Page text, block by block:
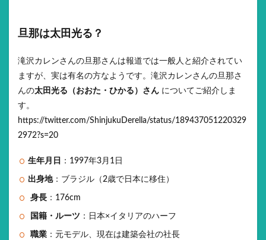
旦那は太田光る？
滝沢カレンさんの旦那さんは報道では一般人と紹介されてい
ますが、実は有名の方なようです。滝沢カレンさんの旦那さ
んの太田光る（おおた・ひかる）さん についてご紹介しま
す。
https://twitter.com/ShinjukuDerella/status/189437051220329
2972?s=20
生年月日 ：1997年3月1日
出身地：ブラジル（2歳で日本に移住）
身長 ：176cm
国籍・ルーツ ：日本×イタリアのハーフ
職業 ：元モデル、現在は建築会社の社長